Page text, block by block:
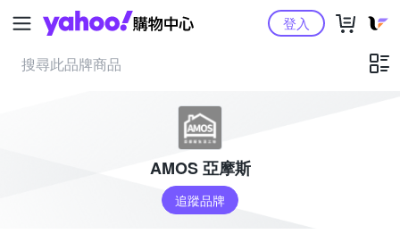
Yahoo購物中心登入
AMOS 亞摩斯
追蹤品牌